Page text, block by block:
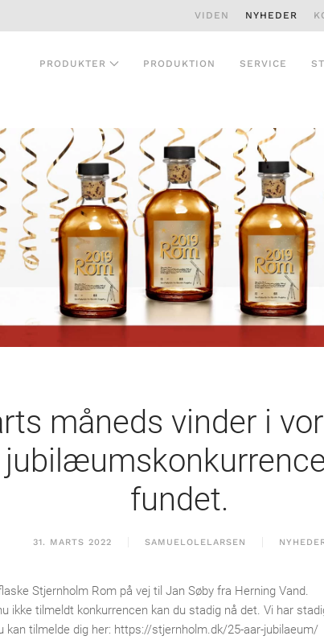
VIDEN NYHEDER
PRODUKTER PRODUKTION SERVICE
måneds vinder i
fundet.
31. MARTS 2022 SAMUELOLELARSEN
Stjernholm Rom på vej til Jan Søby fra Herning Vand.
ikke tilmeldt konkurrencen kan du stadig nå det. Vi har
kan tilmelde dig her: https://stjernholm.dk/25-aar-jubilaeum/